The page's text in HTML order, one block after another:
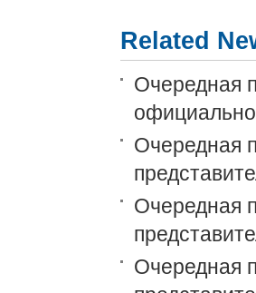
Related
Очередная
Очередная
Очередная
Очередная